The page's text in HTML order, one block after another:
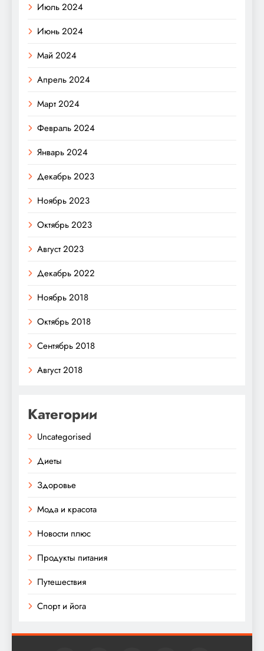
Июль 2024
Июнь 2024
Май 2024
Апрель 2024
Март 2024
Февраль 2024
Январь 2024
Декабрь 2023
Ноябрь 2023
Октябрь 2023
Август 2023
Декабрь 2022
Ноябрь 2018
Октябрь 2018
Сентябрь 2018
Август 2018
Категории
Uncategorised
Диеты
Здоровье
Мода и красота
Новости плюс
Продукты питания
Путешествия
Спорт и йога